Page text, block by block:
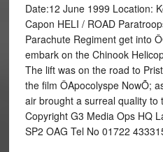
Date:12 June 1999 Location:
Capon HELI / ROAD
Parachute Regiment get into
embark on the Chinook
The lift was on the road to
the film ÔApocolyspe NowÕ;
air brought a surreal quality to
Copyright G3 Media Ops HQ
SP2 OAG Tel No 01722